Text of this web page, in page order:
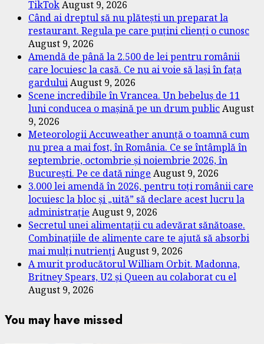
TikTokAugust 9, 2026
Când ai dreptul să nu plătești un preparat la
restaurant. Regula pe care puțini clienți o cunosc
August 9, 2026
Amendă de până la 2.500 de lei pentru românii
care locuiesc la casă. Ce nu ai voie să lași în fața
garduluiAugust 9, 2026
Scene incredibile în Vrancea. Un bebeluș de 11
luni conducea o mașină pe un drum publicAugust
9, 2026
Meteorologii Accuweather anunță o toamnă cum
nu prea a mai fost, în România. Ce se întâmplă în
septembrie, octombrie și noiembrie 2026, în
București. Pe ce dată ninge August 9, 2026
3.000 lei amendă în 2026, pentru toți românii care
locuiesc la bloc și „uită” să declare acest lucru la
administrație August 9, 2026
Secretul unei alimentații cu adevărat sănătoase.
Combinațiile de alimente care te ajută să absorbi
mai mulți nutriențiAugust 9, 2026
A murit producătorul William Orbit. Madonna,
Britney Spears, U2 și Queen au colaborat cu el
August 9, 2026
You may have missed